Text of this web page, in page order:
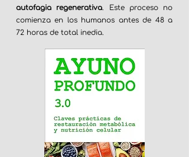
autofagia regenerativa. Este proceso no
comienza en los humanos antes de 48 a
72 horas de total inedia.